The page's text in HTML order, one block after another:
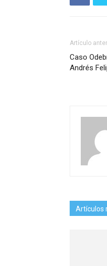
Artículo
Caso
Andrés
Artículos